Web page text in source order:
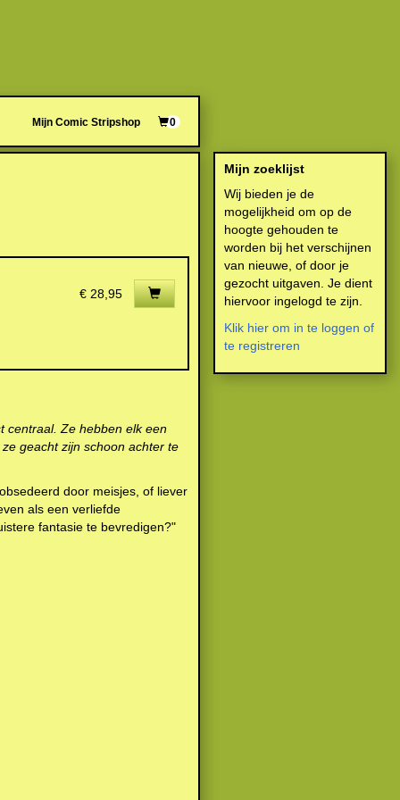
Mijn Comic Stripshop 0
€ 28,95
centraal. Ze hebben elk een
geacht zijn schoon achter te
door meisjes, of liever
als een verliefde
fantasie te bevredigen?"
Mijn zoeklijst
Wij bieden je de
mogelijkheid om op de
hoogte gehouden te
worden bij het verschijnen
van nieuwe, of door je
gezocht uitgaven. Je dient
hiervoor ingelogd te zijn.
Klik hier om in te loggen of
te registreren